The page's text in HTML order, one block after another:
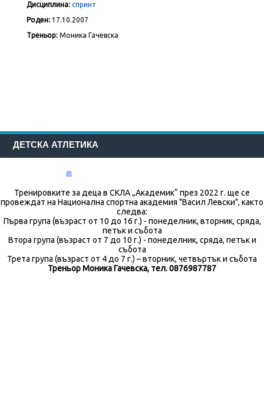
Дисциплина: спринт
Роден: 17.10.2007
Треньор: Моника Гачевска
ДЕТСКА АТЛЕТИКА
Тренировките за деца в СКЛА „Академик“ през 2022 г. ще се
провеждат на Национална спортна академия "Васил Левски", както
следва:
Първа група (възраст от 10 до 16 г.) - понеделник, вторник, сряда,
петък и събота
Втора група (възраст от 7 до 10 г.) - понеделник, сряда, петък и
събота
Трета група (възраст от 4 до 7 г.) – вторник, четвъртък и събота
Треньор Моника Гачевска, тел. 0876987787